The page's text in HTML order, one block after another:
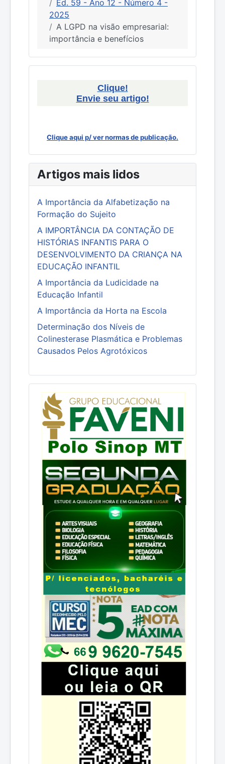
Ed. 59 - Ano 12 - Número 4 -
2025
A LGPD na visão empresarial:
importância e benefícios
Clique!
Envie seu artigo!
Clique aqui p/ ver normas de publicação.
Artigos mais lidos
A Importância da Alfabetização na
Formação do Sujeito
A IMPORTÂNCIA DA CONTAÇÃO DE
HISTÓRIAS INFANTIS PARA O
DESENVOLVIMENTO DA CRIANÇA NA
EDUCAÇÃO INFANTIL
A Importância da Ludicidade na
Educação Infantil
A Importância da Horta na Escola
Determinação dos Níveis de
Colinesterase Plasmática e Problemas
Causados Pelos Agrotóxicos